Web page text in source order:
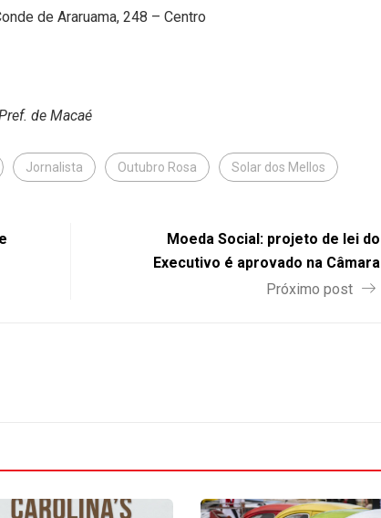
de Araruama, 248 – Centro
de Macaé
Jornalista Outubro Rosa Solar dos Mellos
Moeda Social: projeto de lei do
Executivo é aprovado na Câmara
Próximo post